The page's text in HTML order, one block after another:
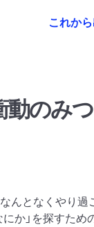
これか
動のみ
なんとなくやり過
か」を探すため